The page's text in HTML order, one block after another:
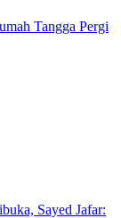
Tangga Pergi
Sayed Jafar: